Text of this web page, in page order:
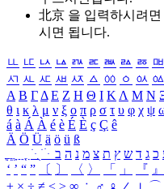
北京 을 입력하시려면
시면 됩니다.
ㅥ ㅦ ㅧ ㅨ ㅩ ㅪ ㅫ ㅬ ㅭ ㅮ
ㅺ ㅻ ㅼ ㅽ ㅾ ㅿ ㆀ ㆁ ㆂ ㆃ
Α Β ΓΔ Ε Ζ Η Θ Ι ΚΛ Μ Ν
θ ι κ λ μ ν ξ ο π ρ σ τ υ φ χ ψ
á à Á À é è É È ç Ç ê
Ä Ö Ü ä ö ü ß
ִֶֹ ֻּ ׁׂ כ ג ד ש ץ ת צ מ נ ה ב
‘ ’ “ ” 〔 〕 〈 〉 「 」 『 』